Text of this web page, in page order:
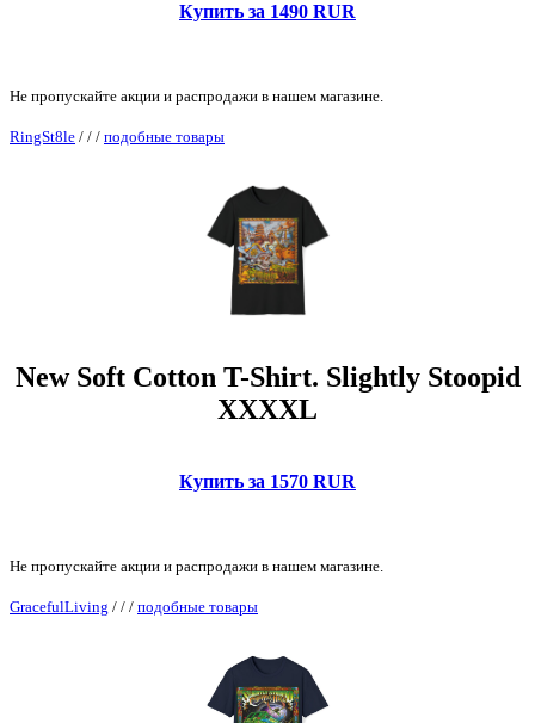
Купить за 1490 RUR
Не пропускайте акции и распродажи в нашем магазине.
RingSt8le / / / подобные товары
New Soft Cotton T-Shirt. Slightly Stoopid
XXXXL
Купить за 1570 RUR
Не пропускайте акции и распродажи в нашем магазине.
GracefulLiving / / / подобные товары